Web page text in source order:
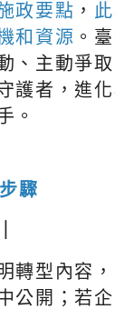
政要點 ，
和資源 。
、主動爭
護者，進
。
驟
轉型內容
公開；若